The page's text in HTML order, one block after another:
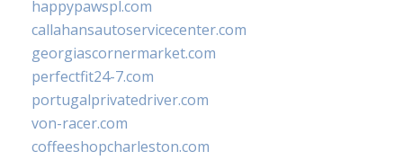
happypawspl.com
callahansautoservicecenter.com
georgiascornermarket.com
perfectfit24-7.com
portugalprivatedriver.com
von-racer.com
coffeeshopcharleston.com